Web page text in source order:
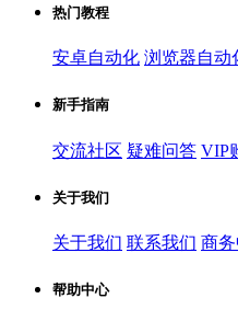
热门教程
安卓自动化 浏览器自动
新手指南
交流社区 疑难问答 VIP
关于我们
关于我们 联系我们 商
帮助中心